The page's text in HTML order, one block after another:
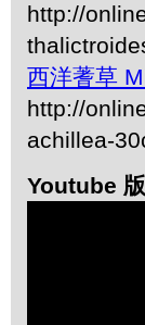
http://
西洋蓍草
http://
achillea-
Youtube